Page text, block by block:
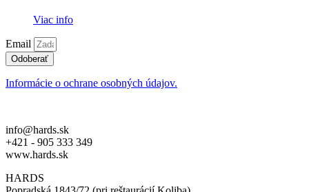
Viac info
Email
Odoberať
Informácie o ochrane osobných údajov.
info@hards.sk
+421 - 905 333 349
www.hards.sk
HARDS